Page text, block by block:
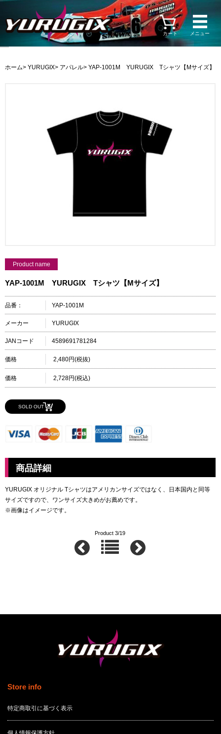
カート メニュー
ホーム> YURUGIX> アパレル> YAP-1001M YURUGIX Tシャツ【Mサイズ】
Product name
YAP-1001M YURUGIX Tシャツ【Mサイズ】
品番： YAP-1001M
メーカー YURUGIX
JANコード 4589691781284
価格 2,480円(税抜)
価格 2,728円(税込)
SOLD OUT
商品詳細
YURUGIX オリジナル Tシャツはアメリカンサイズではなく、日本国内と同等
サイズですので、ワンサイズ大きめがお薦めです。
※画像はイメージです。
Product 3/19
Store info
特定商取引に基づく表示